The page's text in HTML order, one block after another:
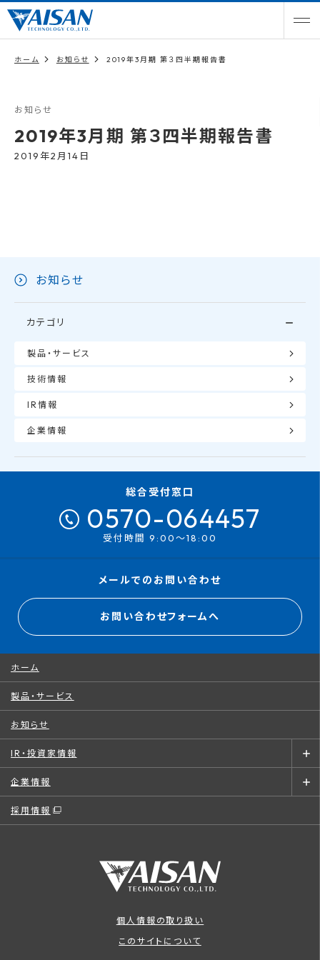
ホーム お知らせ 2019年3月期 第３四半期報告書
お知らせ
2019年3月期 第３四半期報告書
2019年2月14日
お知らせ
カテゴリ
製品・サービス
技術情報
IR情報
企業情報
総合受付窓口
0570-064457
受付時間 9:00～18:00
メールでのお問い合わせ
お問い合わせフォームへ
ホーム
製品・サービス
お知らせ
IR・投資家情報
企業情報
採用情報
個人情報の取り扱い
このサイトについて